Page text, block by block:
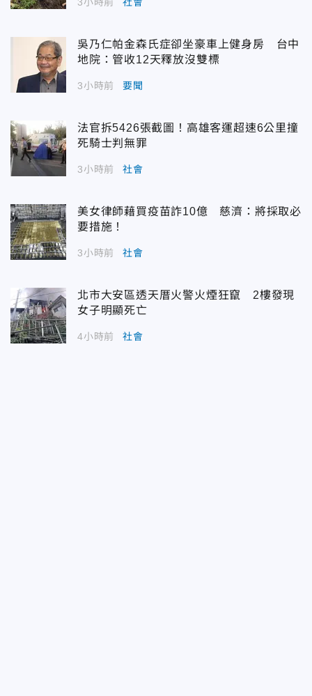
3小時前 社會
吳乃仁帕金森氏症卻坐豪車上健身房 台中
地院：管收12天釋放沒雙標
3小時前 要聞
法官拆5426張截圖！高雄客運超速6公里撞
死騎士判無罪
3小時前 社會
美女律師藉買疫苗詐10億 慈濟：將採取必
要措施！
3小時前 社會
北市大安區透天厝火警火煙狂竄 2樓發現
女子明顯死亡
4小時前 社會